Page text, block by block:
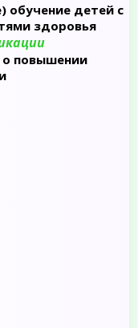
обучение детей с
здоровья
о повышении